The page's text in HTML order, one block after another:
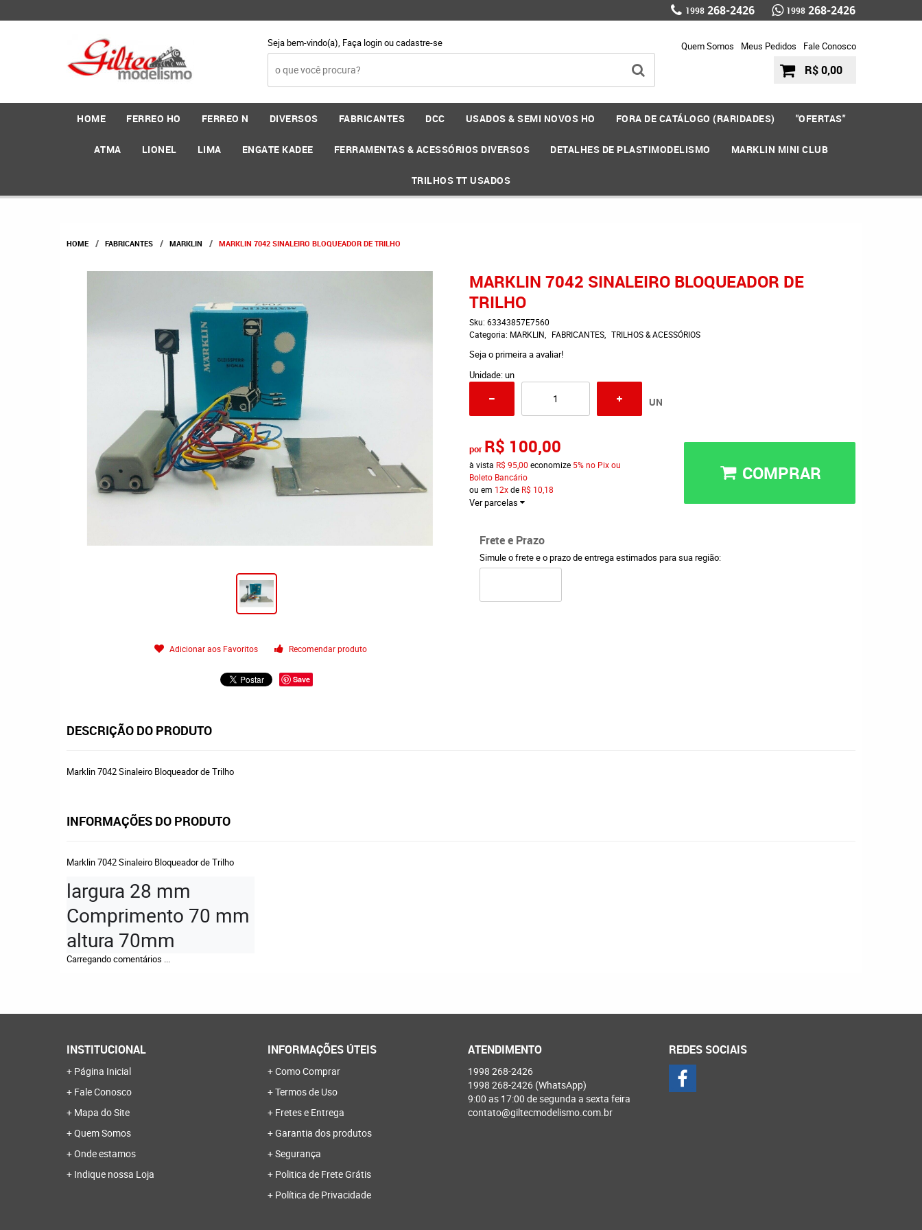
1998 268-2426 1998 268-2426
Seja bem-vindo(a), Faça loginoucadastre-se Quem Somos Meus Pedidos Fale Conosco
R$ 0,00
HOME FERREO HO FERREO N DIVERSOS FABRICANTES DCC USADOS & SEMI NOVOS HO FORA DE CATÁLOGO (RARIDADES) "OFERTAS"
ATMA LIONEL LIMA ENGATE KADEE FERRAMENTAS & ACESSÓRIOS DIVERSOS DETALHES DE PLASTIMODELISMO MARKLIN MINI CLUB
TRILHOS TT USADOS
HOME FABRICANTES MARKLIN MARKLIN 7042 SINALEIRO BLOQUEADOR DE TRILHO
Adicionar aos Favoritos Recomendar produto
Save
MARKLIN 7042 SINALEIRO BLOQUEADOR DE
TRILHO
Sku: 63343857E7560
Categoria: MARKLIN FABRICANTES TRILHOS & ACESSÓRIOS
Seja o primeira a avaliar!
Unidade: un
UN
por R$ 100,00
à vista R$ 95,00 economize 5% no Pix ou
Boleto Bancário
ou em 12xde R$ 10,18
Ver parcelas
COMPRAR
Frete e Prazo
Simule o frete e o prazo de entrega estimados para sua região:
DESCRIÇÃO DO PRODUTO
Marklin 7042 Sinaleiro Bloqueador de Trilho
INFORMAÇÕES DO PRODUTO
Marklin 7042 Sinaleiro Bloqueador de Trilho
largura 28 mm
Comprimento 70 mm
altura 70mm
Carregando comentários ...
INSTITUCIONAL
Página Inicial
Fale Conosco
Mapa do Site
Quem Somos
Onde estamos
Indique nossa Loja
INFORMAÇÕES ÚTEIS
Como Comprar
Termos de Uso
Fretes e Entrega
Garantia dos produtos
Segurança
Politica de Frete Grátis
Política de Privacidade
ATENDIMENTO
1998 268-2426
1998 268-2426 (WhatsApp)
9:00 as 17:00 de segunda a sexta feira
contato@giltecmodelismo.com.br
REDES SOCIAIS